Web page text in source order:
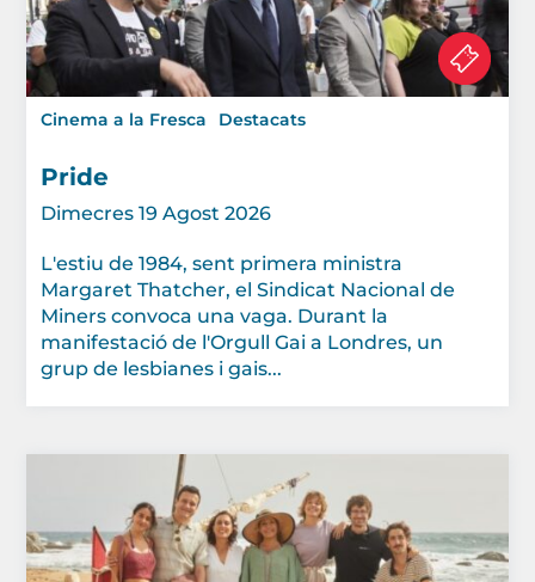
Cinema a la Fresca Destacats
Pride
Dimecres 19 Agost 2026
L'estiu de 1984, sent primera ministra
Margaret Thatcher, el Sindicat Nacional de
Miners convoca una vaga. Durant la
manifestació de l'Orgull Gai a Londres, un
grup de lesbianes i gais...